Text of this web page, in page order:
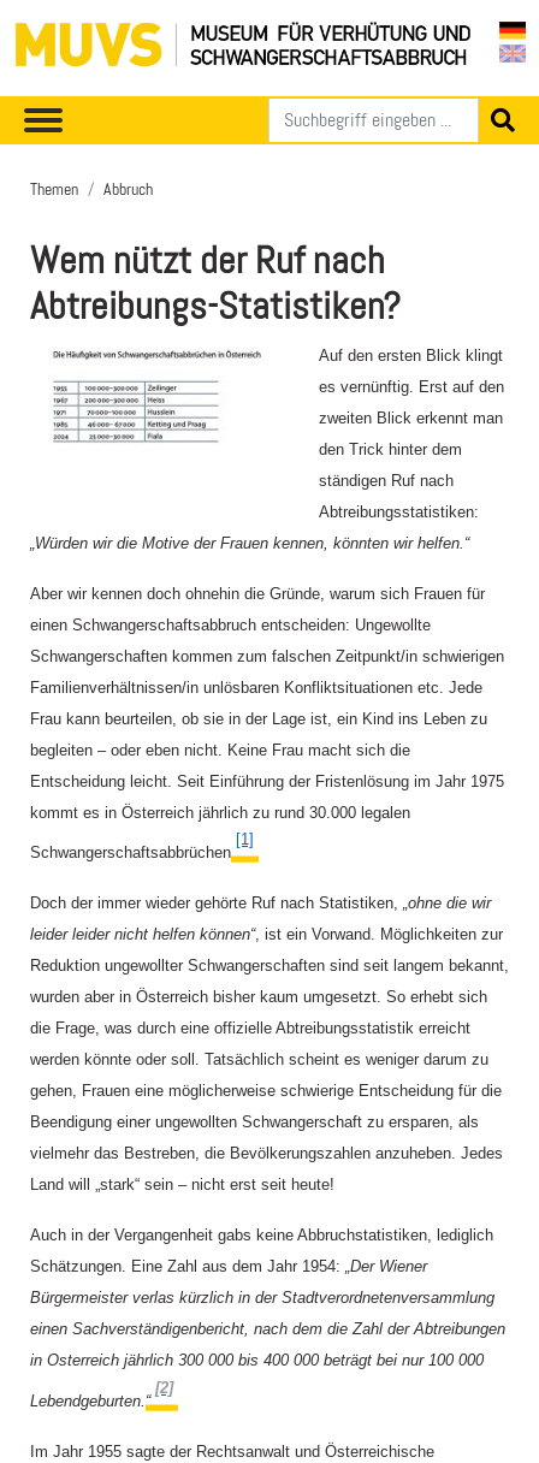
Themen Abbruch
Wem nützt der Ruf nach
Abtreibungs-Statistiken?
Auf den ersten Blick klingt
es vernünftig. Erst auf den
zweiten Blick erkennt man
den Trick hinter dem
ständigen Ruf nach
Abtreibungsstatistiken:
„Würden wir die Motive der Frauen kennen, könnten wir helfen.“
Aber wir kennen doch ohnehin die Gründe, warum sich Frauen für
einen Schwangerschaftsabbruch entscheiden: Ungewollte
Schwangerschaften kommen zum falschen Zeitpunkt/in schwierigen
Familienverhältnissen/in unlösbaren Konfliktsituationen etc. Jede
Frau kann beurteilen, ob sie in der Lage ist, ein Kind ins Leben zu
begleiten – oder eben nicht. Keine Frau macht sich die
Entscheidung leicht. Seit Einführung der Fristenlösung im Jahr 1975
kommt es in Österreich jährlich zu rund 30.000 legalen
Schwangerschaftsabbrüchen.
[1]
Doch der immer wieder gehörte Ruf nach Statistiken, „ohne die wir
leider leider nicht helfen können“, ist ein Vorwand. Möglichkeiten zur
Reduktion ungewollter Schwangerschaften sind seit langem bekannt,
wurden aber in Österreich bisher kaum umgesetzt. So erhebt sich
die Frage, was durch eine offizielle Abtreibungsstatistik erreicht
werden könnte oder soll. Tatsächlich scheint es weniger darum zu
gehen, Frauen eine möglicherweise schwierige Entscheidung für die
Beendigung einer ungewollten Schwangerschaft zu ersparen, als
vielmehr das Bestreben, die Bevölkerungszahlen anzuheben. Jedes
Land will „stark“ sein – nicht erst seit heute!
Auch in der Vergangenheit gabs keine Abbruchstatistiken, lediglich
Schätzungen. Eine Zahl aus dem Jahr 1954: „Der Wiener
Bürgermeister verlas kürzlich in der Stadtverordnetenversammlung
einen Sachverständigenbericht, nach dem die Zahl der Abtreibungen
in Osterreich jährlich 300 000 bis 400 000 beträgt bei nur 100 000
Lebendgeburten.“
[2]
Im Jahr 1955 sagte der Rechtsanwalt und Österreichische